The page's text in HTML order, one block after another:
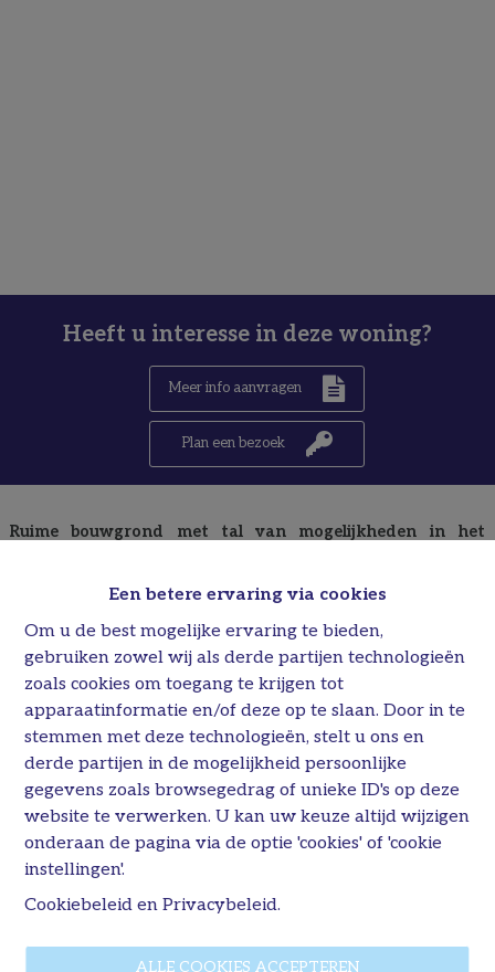
Een betere ervaring via cookies
Om u de best mogelijke ervaring te bieden,
gebruiken zowel wij als derde partijen technologieën
zoals cookies om toegang te krijgen tot
apparaatinformatie en/of deze op te slaan. Door in te
stemmen met deze technologieën, stelt u ons en
derde partijen in de mogelijkheid persoonlijke
gegevens zoals browsegedrag of unieke ID's op deze
website te verwerken. U kan uw keuze altijd wijzigen
onderaan de pagina via de optie 'cookies' of 'cookie
instellingen'.
Cookiebeleid enPrivacybeleid.
ALLE COOKIES ACCEPTEREN
Heeft u interesse in deze woning?
Meer info aanvragen
Plan een bezoek
Ruime bouwgrond met tal van mogelijkheden in het
zich deze mooie bouwgrond voor halfopen bebouwing op een
perceel van maar liefst09a 32ca (932 m²).
Met een straatbreedte van
13,15 meterbiedt dit perceel een
uitstekende basis voor het realiseren van een ruime
gezinswoning met een grote tuin, terras en voldoende privacy.
De royale perceeloppervlakte zorgt ervoor dat u hier alle
vrijheid heeft om uw woonproject volledig naar eigen smaak uit
te werken.
De ligging is een absolute troef: rustig en groen wonen met
tegelijk een vlotte verbinding naar Bilzen, scholen, winkels en
belangrijke invalswegen. Een ideale locatie voor wie houdt van
comfortabel wonen in een aangename omgeving.
Enkele sterke punten van dit perceel:
Bouwgrond voor halfopen bebouwing
13,15 meter straatbreedte